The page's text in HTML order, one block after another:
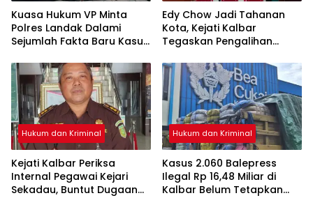
Kuasa Hukum VP Minta
Polres Landak Dalami
Sejumlah Fakta Baru Kasus
Edy Chow Jadi Tahanan
Kota, Kejati Kalbar
Tegaskan Pengalihan
Hakim
Hukum dan Kriminal
Kejati Kalbar Periksa
Internal Pegawai Kejari
Sekadau, Buntut Dugaan
Hukum dan Kriminal
Kasus 2.060 Balepress
Ilegal Rp 16,48 Miliar di
Kalbar Belum Tetapkan